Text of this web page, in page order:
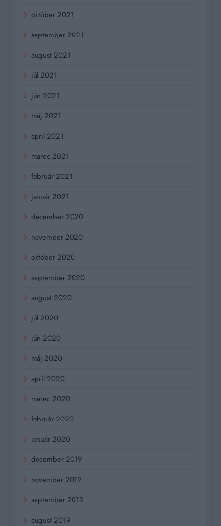
október 2021
september 2021
august 2021
júl 2021
jún 2021
máj 2021
apríl 2021
marec 2021
február 2021
január 2021
december 2020
november 2020
október 2020
september 2020
august 2020
júl 2020
jún 2020
máj 2020
apríl 2020
marec 2020
február 2020
január 2020
december 2019
november 2019
september 2019
august 2019